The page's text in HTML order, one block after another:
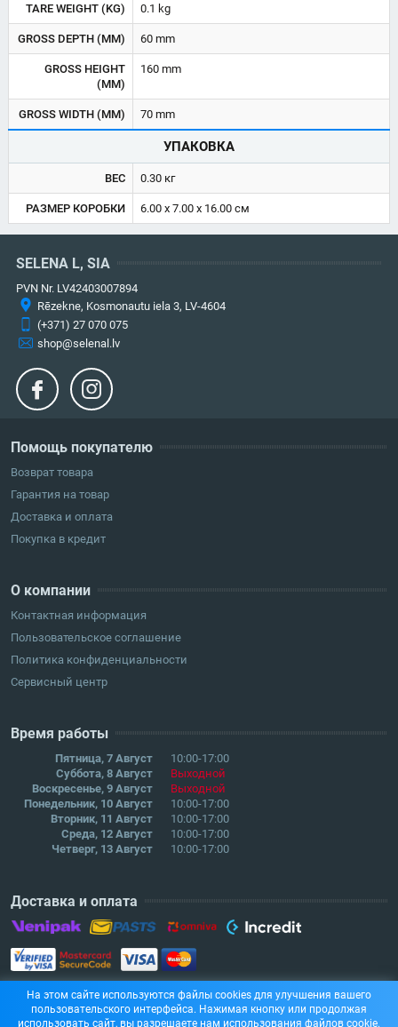
TARE WEIGHT (KG) 0.1 kg
GROSS DEPTH (MM) 60 mm
GROSS HEIGHT
(MM)
160 mm
GROSS WIDTH (MM) 70 mm
УПАКОВКА
ВЕС 0.30 кг
РАЗМЕР КОРОБКИ 6.00 x 7.00 x 16.00 см
Помощь покупателю
Возврат товара
Гарантия на товар
Доставка и оплата
Покупка в кредит
О компании
Контактная информация
Пользовательское соглашение
Политика конфиденциальности
Сервисный центр
Время работы
Пятница, 7 Август
10:00-17:00
Суббота, 8 Август
Выходной
Воскресенье, 9 Август
Выходной
Понедельник, 10 Август
10:00-17:00
Вторник, 11 Август
10:00-17:00
Среда, 12 Август
10:00-17:00
Четверг, 13 Август
10:00-17:00
Доставка и оплата
SELENA L, SIA
PVN Nr. LV42403007894
Rēzekne, Kosmonautu iela 3, LV-4604
(+371) 27 070 075
shop@selenal.lv
На этом сайте используются файлы cookies для улучшения вашего
пользовательского интерфейса. Нажимая кнопку или продолжая
использовать сайт, вы разрешаете нам использования файлов cookie.